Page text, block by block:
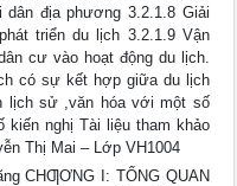
địa phương 3.2.1.8 Giải
triển du lịch 3.2.1.9 Vận
cư vào hoạt động du lịch.
có sự kết hợp giữa du lịch
lịch sử ,văn hóa với một số
kiến nghị Tài liệu tham khảo
Thị Mai – Lớp VH1004
CHƢƠNG I: TỔNG QUAN